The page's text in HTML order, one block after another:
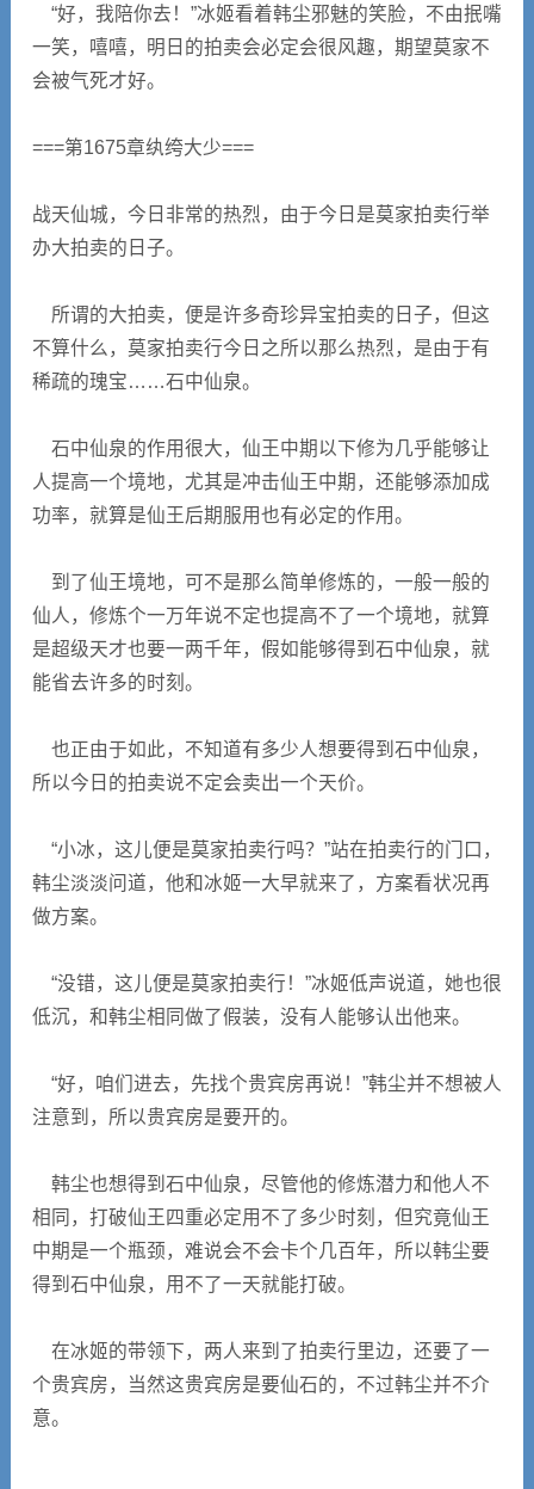
“好，我陪你去！”冰姬看着韩尘邪魅的笑脸，不由抿嘴
一笑，嘻嘻，明日的拍卖会必定会很风趣，期望莫家不
会被气死才好。
===第1675章纨绔大少===
战天仙城，今日非常的热烈，由于今日是莫家拍卖行举
办大拍卖的日子。
所谓的大拍卖，便是许多奇珍异宝拍卖的日子，但这
不算什么，莫家拍卖行今日之所以那么热烈，是由于有
稀疏的瑰宝……石中仙泉。
石中仙泉的作用很大，仙王中期以下修为几乎能够让
人提高一个境地，尤其是冲击仙王中期，还能够添加成
功率，就算是仙王后期服用也有必定的作用。
到了仙王境地，可不是那么简单修炼的，一般一般的
仙人，修炼个一万年说不定也提高不了一个境地，就算
是超级天才也要一两千年，假如能够得到石中仙泉，就
能省去许多的时刻。
也正由于如此，不知道有多少人想要得到石中仙泉，
所以今日的拍卖说不定会卖出一个天价。
“小冰，这儿便是莫家拍卖行吗？”站在拍卖行的门口，
韩尘淡淡问道，他和冰姬一大早就来了，方案看状况再
做方案。
“没错，这儿便是莫家拍卖行！”冰姬低声说道，她也很
低沉，和韩尘相同做了假装，没有人能够认出他来。
“好，咱们进去，先找个贵宾房再说！”韩尘并不想被人
注意到，所以贵宾房是要开的。
韩尘也想得到石中仙泉，尽管他的修炼潜力和他人不
相同，打破仙王四重必定用不了多少时刻，但究竟仙王
中期是一个瓶颈，难说会不会卡个几百年，所以韩尘要
得到石中仙泉，用不了一天就能打破。
在冰姬的带领下，两人来到了拍卖行里边，还要了一
个贵宾房，当然这贵宾房是要仙石的，不过韩尘并不介
意。